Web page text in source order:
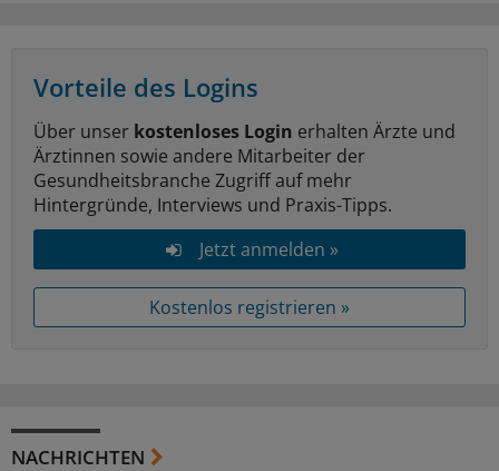
Vorteile des Logins
Über unser kostenloses Login erhalten Ärzte und
Ärztinnen sowie andere Mitarbeiter der
Gesundheitsbranche Zugriff auf mehr
Hintergründe, Interviews und Praxis-Tipps.
Jetzt anmelden »
Kostenlos registrieren »
NACHRICHTEN